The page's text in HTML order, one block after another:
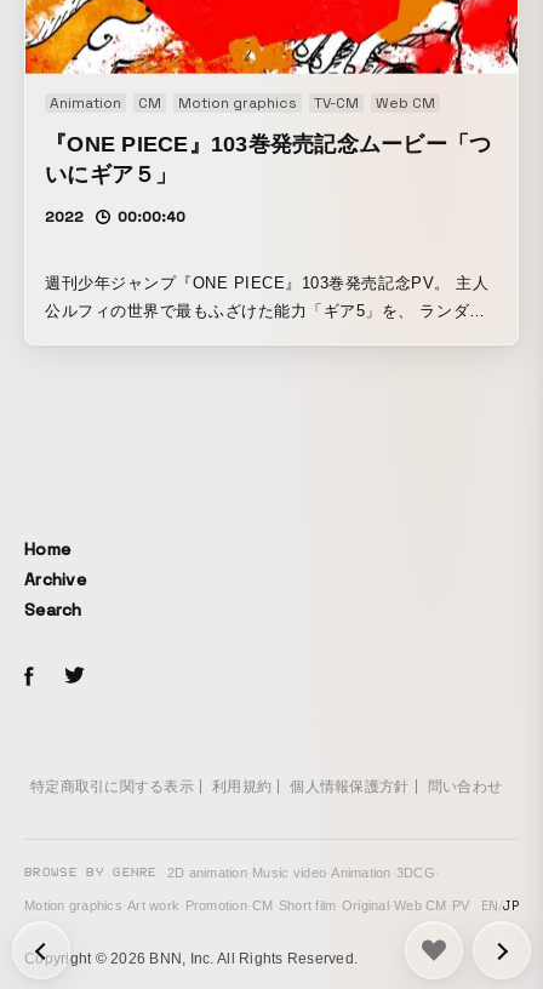
Animation CM Motion graphics TV-CM Web CM
『ONE PIECE』103巻発売記念ムービー「つ
いにギア５」
2022 00:00:40
週刊少年ジャンプ『ONE PIECE』103巻発売記念PV。 主人
公ルフィの世界で最もふざけた能力「ギア5」を、 ランダム
次の投稿: LAFORET GRAND BAZAR 2025 WINTER -
Home
Archive
Search
特定商取引に関する表示 利用規約 個人情報保護方針 問い合わせ
BROWSE BY GENRE 2D animation· Music video·Animation·3DCG·
Motion graphics·Art work· Promotion·CM · Short film·Original·Web CM · PV EN/JP
Copyright © 2026 BNN, Inc. All Rights Reserved.